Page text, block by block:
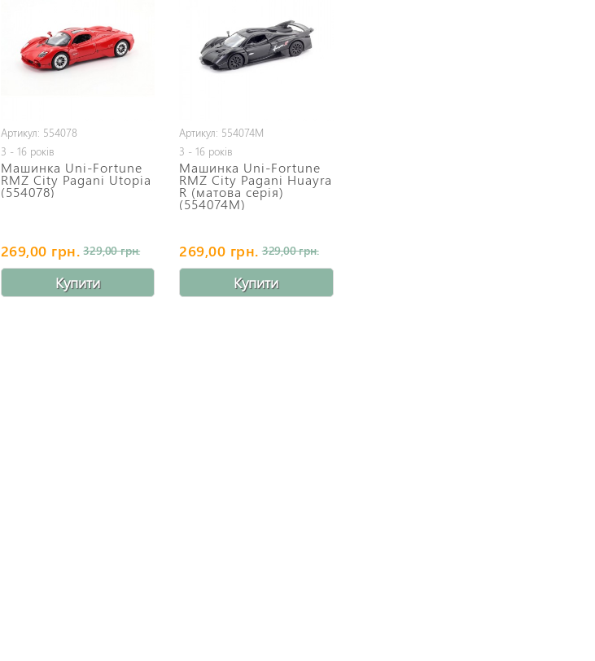
Артикул: 554078
3 - 16 років
Машинка Uni-Fortune
RMZ City Pagani Utopia
(554078)
269,00 грн. 329,00 грн.
Купити
Артикул: 554074M
3 - 16 років
Машинка Uni-Fortune
RMZ City Pagani Huayra
R (матова серія)
(554074M)
269,00 грн. 329,00 грн.
Купити